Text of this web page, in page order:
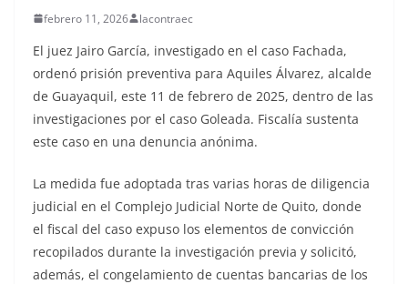
febrero 11, 2026 lacontraec
El juez Jairo García, investigado en el caso Fachada,
ordenó prisión preventiva para Aquiles Álvarez, alcalde
de Guayaquil, este 11 de febrero de 2025, dentro de las
investigaciones por el caso Goleada. Fiscalía sustenta
este caso en una denuncia anónima.
La medida fue adoptada tras varias horas de diligencia
judicial en el Complejo Judicial Norte de Quito, donde
el fiscal del caso expuso los elementos de convicción
recopilados durante la investigación previa y solicitó,
además, el congelamiento de cuentas bancarias de los